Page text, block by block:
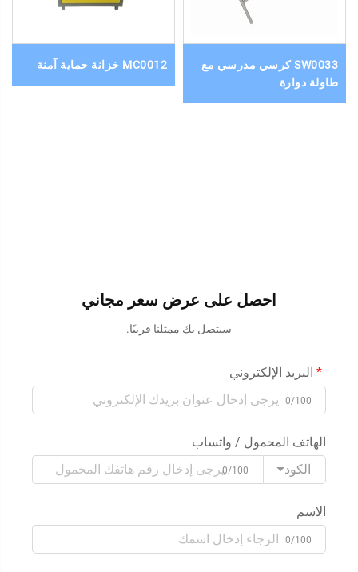
SW0033 كرسي مدرسي مع
طاولة دوارة
MC0012 خزانة حماية آمنة
احصل على عرض سعر مجاني
سيتصل بك ممثلنا قريبًا.
البريد الإلكتروني
0/100
الهاتف المحمول / واتساب
الكود
0/100
الاسم
0/100